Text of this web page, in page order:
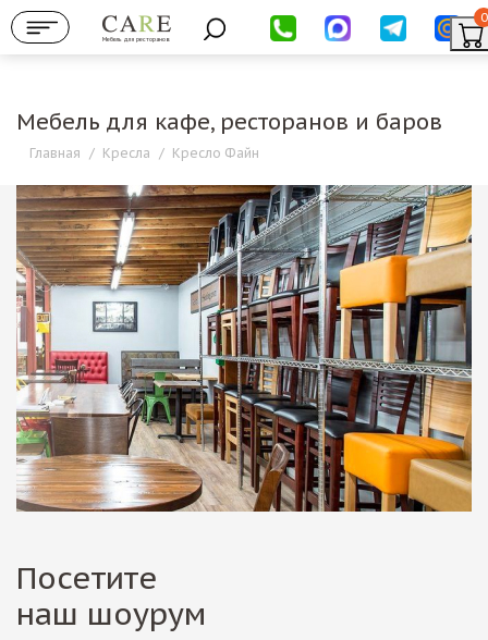
Мебель для ресторанов
0
Мебель для кафе, ресторанов и баров
Главная / Кресла / Кресло Файн
Посетите
наш шоурум